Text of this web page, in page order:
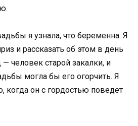
я узнала, что беременна. Я
и рассказать об этом в день
человек старой закалки, и
могла бы его огорчить. Я
когда он с гордостью поведёт